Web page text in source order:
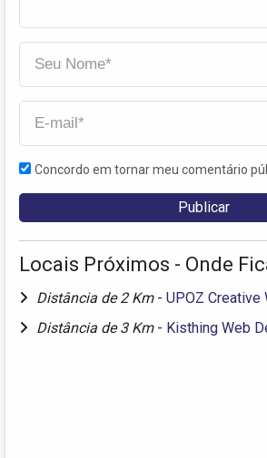
Concordo em tornar meu comentário
Locais Próximos - Onde
Distância de 2 Km - UPOZ Creative
Distância de 3 Km - Kisthing Web